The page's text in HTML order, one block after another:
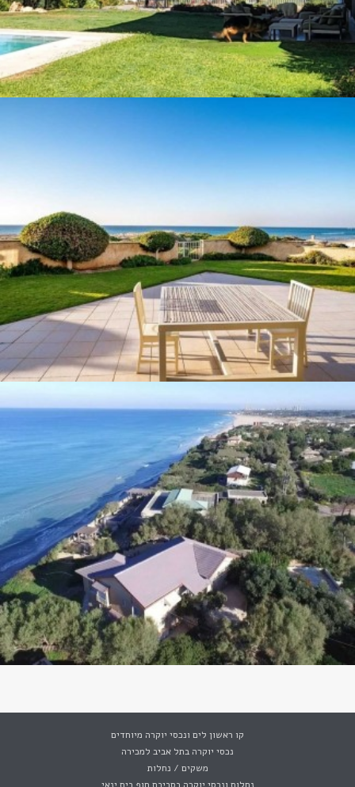
קו ראשון לים ונכסי יוקרה מיוחדים
נכסי יוקרה בתל אביב למכירה
משקים / נחלות